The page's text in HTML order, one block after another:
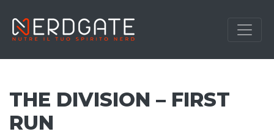
THE DIVISION – FIRST
RUN